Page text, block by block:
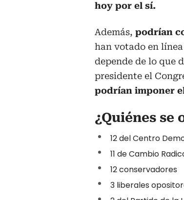
hoy por el sí.
Además, podrían
han votado en
depende de lo que
presidente el
podrían imponer el
¿Quiénes se
12 del Centro
11 de Cambio
12 conservadores
3 liberales